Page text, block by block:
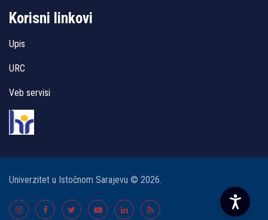
Korisni linkovi
Upis
URC
Veb servisi
Univerzitet u Istočnom Sarajevu © 2026.